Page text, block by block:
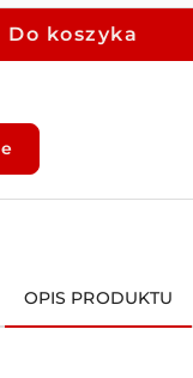
Do koszyka
OPIS PRODUKTU